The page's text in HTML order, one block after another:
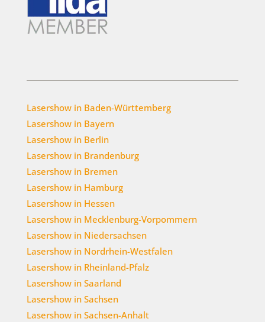
Lasershow in Baden-Württemberg
Lasershow in Bayern
Lasershow in Berlin
Lasershow in Brandenburg
Lasershow in Bremen
Lasershow in Hamburg
Lasershow in Hessen
Lasershow in Mecklenburg-Vorpommern
Lasershow in Niedersachsen
Lasershow in Nordrhein-Westfalen
Lasershow in Rheinland-Pfalz
Lasershow in Saarland
Lasershow in Sachsen
Lasershow in Sachsen-Anhalt